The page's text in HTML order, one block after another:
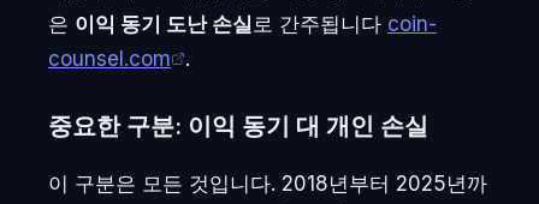
은 이익 동기 도난 손실 로 간주됩니다 coin-
counsel.com
.
중요한 구분: 이익 동기 대 개인 손실
이 구분은 모든 것입니다. 2018년부터 2025년까